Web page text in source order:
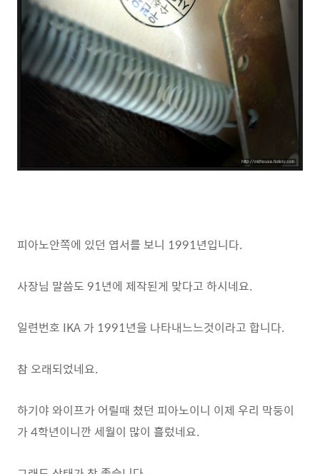
피아노안쪽에 있던 엽서를 보니 1991년입니다.
사장님 말씀도 91년에 제작된게 맞다고 하시네요.
일련번호 IKA 가 1991년을 나타내느느것이라고 합니다.
참 오래되었네요.
하기야 와이프가 어릴때 쳤던 피아노이니 이제 우리 막둥이
가 4학년이니깐 세월이 많이 흘렀네요.